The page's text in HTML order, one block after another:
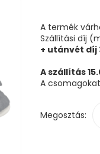
A termék
Szállítási díj
+ utánvét díj
A szállítás
A
Megosztás: